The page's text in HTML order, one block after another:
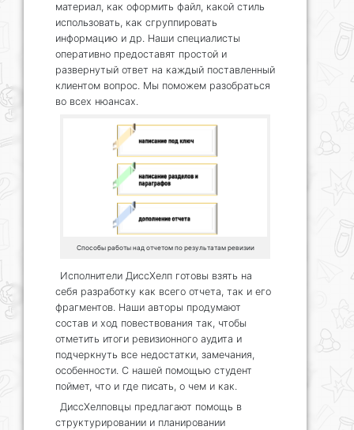
материал, как оформить файл, какой стиль
использовать, как сгруппировать
информацию и др. Наши специалисты
оперативно предоставят простой и
развернутый ответ на каждый поставленный
клиентом вопрос. Мы поможем разобраться
во всех нюансах.
Способы работы над отчетом по результатам ревизии
Исполнители ДиссХелп готовы взять на
себя разработку как всего отчета, так и его
фрагментов. Наши авторы продумают
состав и ход повествования так, чтобы
отметить итоги ревизионного аудита и
подчеркнуть все недостатки, замечания,
особенности. С нашей помощью студент
поймет, что и где писать, о чем и как.
ДиссХелповцы предлагают помощь в
структурировании и планировании